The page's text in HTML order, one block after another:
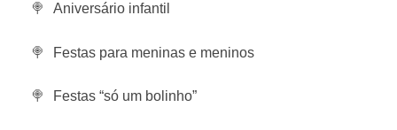
Aniversário infantil
Festas para meninas e meninos
Festas “só um bolinho”